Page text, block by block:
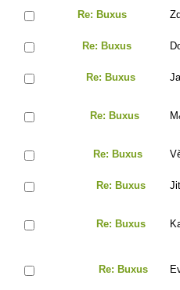
Re: Buxus
Re: Buxus
Re: Buxus
Re: Buxus
Re: Buxus
Re: Buxus
Re: Buxus
Re: Buxus